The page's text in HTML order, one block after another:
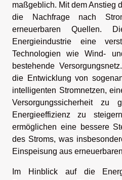
maßgeblich. Mit dem Anstieg
die Nachfrage nach
erneuerbaren Quellen.
Energieindustrie eine
Technologien wie Wind-
bestehende
die Entwicklung von
intelligenten Stromnetzen,
Versorgungssicherheit zu
Energieeffizienz zu
ermöglichen eine bessere
des Stroms, was
Einspeisung aus
Im Hinblick auf die